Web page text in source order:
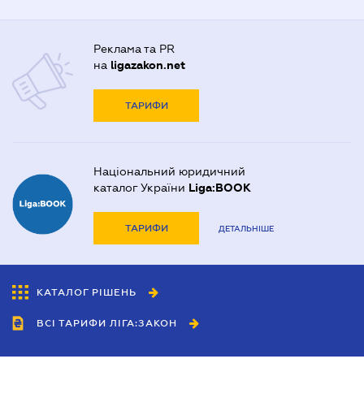
Реклама та PR
на ligazakon.net
ТАРИФИ
Національний юридичний
каталог України Liga:BOOK
ТАРИФИ ДЕТАЛЬНІШЕ
КАТАЛОГ РІШЕНЬ
ВСІ ТАРИФИ ЛІГА:ЗАКОН